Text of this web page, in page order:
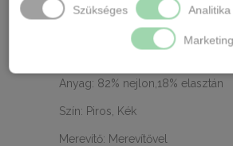
Fix vállpánt rész,amely hátul
kapcsos a melltartó méret
Anyag: 82% nejlon,18% elasztán
Szín: Piros, Kék
Merevítő: Merevítővel
Szükséges Analitika
Marketing